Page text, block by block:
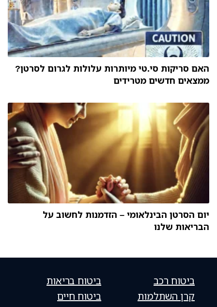
האם סריקות סי.טי מיותרות עלולות לגרום לסרטן?
ממצאים חדשים מטרידים
יום הסרטן הבינלאומי – הזדמנות לחשוב על
הבריאות שלנו
ביטוח רכב
קרן השתלמות
ביטוח בריאות
ביטוח חיים